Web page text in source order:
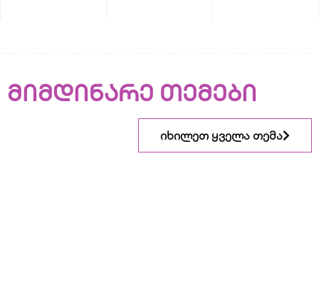
მიმდინარე თემები
იხილეთ ყველა თემა